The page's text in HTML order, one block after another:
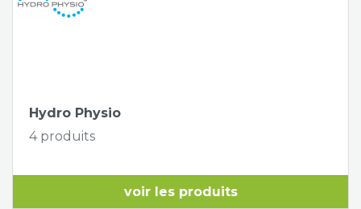
Hydro Physio
4 produits
voir les produits